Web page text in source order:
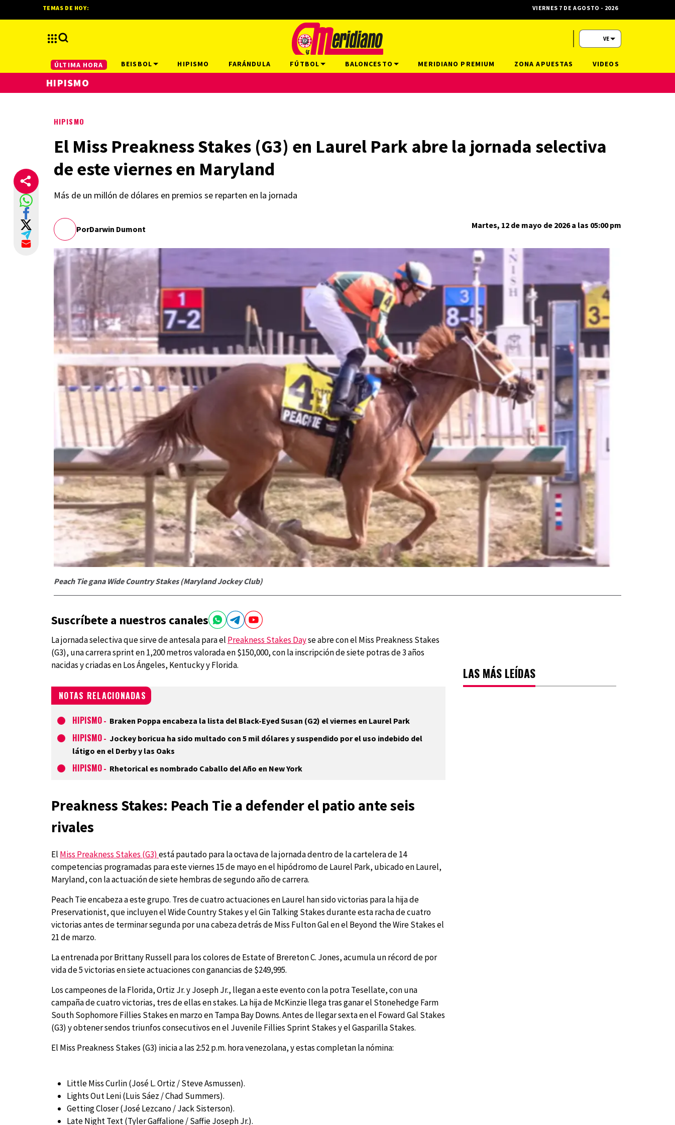
HIPISMO
El Miss Preakness Stakes (G3) en Laurel Park abre la jornada selectiva
de este viernes en Maryland
Más de un millón de dólares en premios se reparten en la jornada
PorDarwin Dumont Martes, 12 de mayo de 2026 a las 05:00 pm
Peach Tie gana Wide Country Stakes (Maryland Jockey Club)
Suscríbete a nuestros canales
La jornada selectiva que sirve de antesala para el Preakness Stakes Dayse abre con el Miss Preakness Stakes
(G3), una carrera sprint en 1,200 metros valorada en $150,000, con la inscripción de siete potras de 3 años
nacidas y criadas en Los Ángeles, Kentucky y Florida.
NOTAS RELACIONADAS
HIPISMO - Braken Poppa encabeza la lista del Black-Eyed Susan (G2) el viernes en Laurel Park
HIPISMO - Jockey boricua ha sido multado con 5 mil dólares y suspendido por el uso indebido del
látigo en el Derby y las Oaks
HIPISMO - Rhetorical es nombrado Caballo del Año en New York
Preakness Stakes: Peach Tie a defender el patio ante seis
rivales
El Miss Preakness Stakes (G3) está pautado para la octava de la jornada dentro de la cartelera de 14
competencias programadas para este viernes 15 de mayo en el hipódromo de Laurel Park, ubicado en Laurel,
Maryland, con la actuación de siete hembras de segundo año de carrera.
Peach Tie encabeza a este grupo. Tres de cuatro actuaciones en Laurel han sido victorias para la hija de
Preservationist, que incluyen el Wide Country Stakes y el Gin Talking Stakes durante esta racha de cuatro
victorias antes de terminar segunda por una cabeza detrás de Miss Fulton Gal en el Beyond the Wire Stakes el
21 de marzo.
La entrenada por Brittany Russell para los colores de Estate of Brereton C. Jones, acumula un récord de por
vida de 5 victorias en siete actuaciones con ganancias de $249,995.
Los campeones de la Florida, Ortiz Jr. y Joseph Jr., llegan a este evento con la potra Tesellate, con una
campaña de cuatro victorias, tres de ellas en stakes. La hija de McKinzie llega tras ganar el Stonehedge Farm
South Sophomore Fillies Stakes en marzo en Tampa Bay Downs. Antes de llegar sexta en el Foward Gal Stakes
(G3) y obtener sendos triunfos consecutivos en el Juvenile Fillies Sprint Stakes y el Gasparilla Stakes.
El Miss Preakness Stakes (G3) inicia a las 2:52 p.m. hora venezolana, y estas completan la nómina:
Little Miss Curlin (José L. Ortiz / Steve Asmussen).
Lights Out Leni (Luis Sáez / Chad Summers).
Getting Closer (José Lezcano / Jack Sisterson).
Late Night Text (Tyler Gaffalione / Saffie Joseph Jr.).
LAS MÁS LEÍDAS
TEMAS DE HOY: VIERNES 7 DE AGOSTO - 2026
VE
ÚLTIMA HORA BEISBOL HIPISMO
HIPISMO
FARÁNDULA FÚTBOL BALONCESTO MERIDIANO PREMIUM ZONA APUESTAS VIDEOS